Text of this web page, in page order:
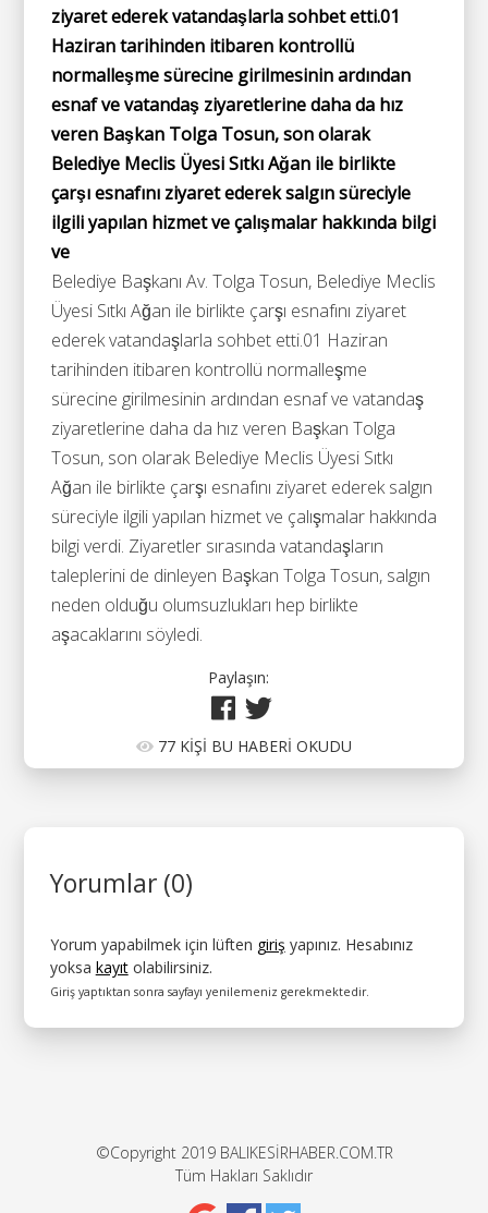
ziyaret ederek vatandaşlarla sohbet etti.01
Haziran tarihinden itibaren kontrollü
normalleşme sürecine girilmesinin ardından
esnaf ve vatandaş ziyaretlerine daha da hız
veren Başkan Tolga Tosun, son olarak
Belediye Meclis Üyesi Sıtkı Ağan ile birlikte
çarşı esnafını ziyaret ederek salgın süreciyle
ilgili yapılan hizmet ve çalışmalar hakkında bilgi
ve
Belediye Başkanı Av. Tolga Tosun, Belediye Meclis
Üyesi Sıtkı Ağan ile birlikte çarşı esnafını ziyaret
ederek vatandaşlarla sohbet etti.01 Haziran
tarihinden itibaren kontrollü normalleşme
sürecine girilmesinin ardından esnaf ve vatandaş
ziyaretlerine daha da hız veren Başkan Tolga
Tosun, son olarak Belediye Meclis Üyesi Sıtkı
Ağan ile birlikte çarşı esnafını ziyaret ederek salgın
süreciyle ilgili yapılan hizmet ve çalışmalar hakkında
bilgi verdi. Ziyaretler sırasında vatandaşların
taleplerini de dinleyen Başkan Tolga Tosun, salgın
neden olduğu olumsuzlukları hep birlikte
aşacaklarını söyledi.
Paylaşın:
77 KİŞİ BU HABERİ OKUDU
Yorumlar (0)
Yorum yapabilmek için lüften giriş yapınız. Hesabınız
yoksa kayıtolabilirsiniz.
Giriş yaptıktan sonra sayfayı yenilemeniz gerekmektedir.
©Copyright 2019 BALIKESİRHABER.COM.TR
Tüm Hakları Saklıdır